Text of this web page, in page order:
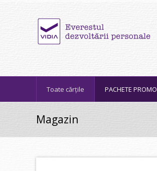
Toate cărțile PACHETE PROMO
Magazin